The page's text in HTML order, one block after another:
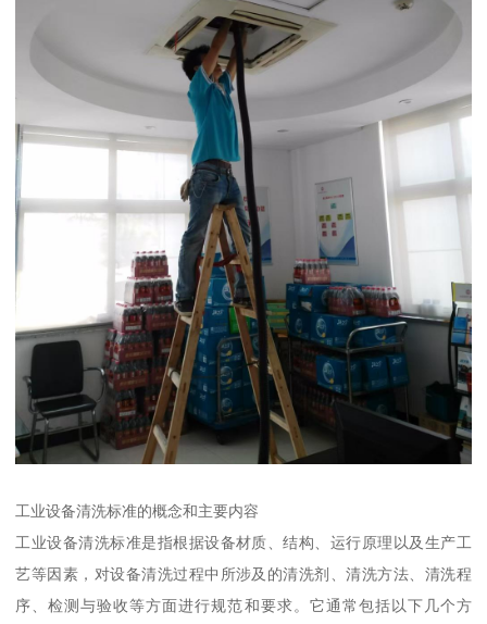
工业设备清洗标准的概念和主要内容
工业设备清洗标准是指根据设备材质、结构、运行原理以及生产工
艺等因素，对设备清洗过程中所涉及的清洗剂、清洗方法、清洗程
序、检测与验收等方面进行规范和要求。它通常包括以下几个方